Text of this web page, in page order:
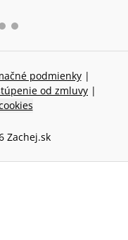
podmienky |
od zmluvy |
Zachej.sk